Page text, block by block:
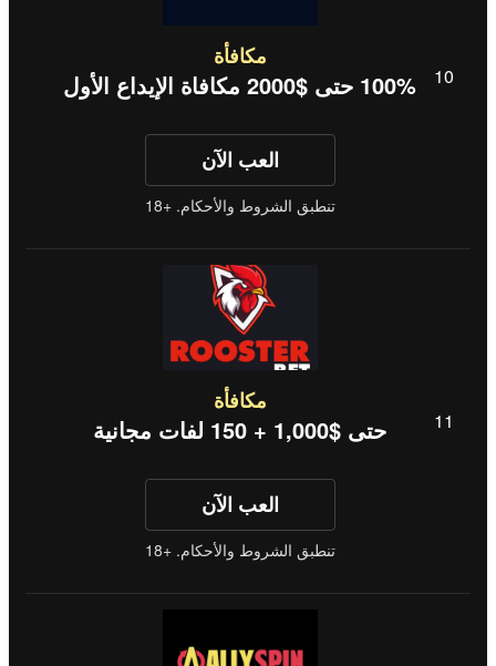
مكافأة
100% حتى $2000 مكافاة الإيداع الأول
العب الآن
تنطبق الشروط والأحكام. +18
مكافأة
حتى $1,000 + 150 لفات مجانية
العب الآن
تنطبق الشروط والأحكام. +18